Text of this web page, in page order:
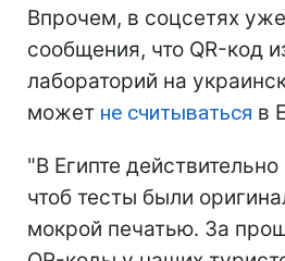
Впрочем, в соцсетях
сообщения, что QR-код
лабораторий на
может не считываться в
"В Египте
чтоб тесты были
мокрой печатью. За